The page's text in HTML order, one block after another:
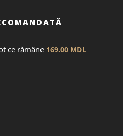
ce rămâne 169.00 MDL